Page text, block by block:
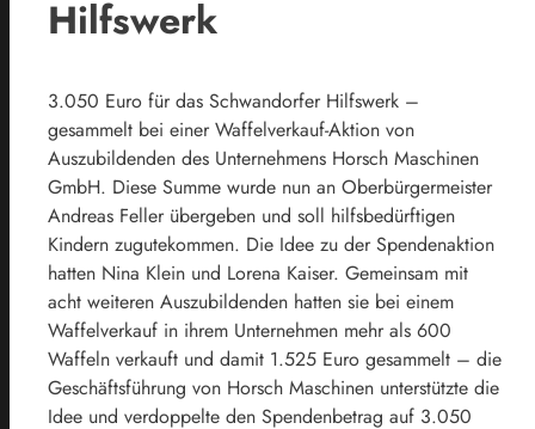
Hilfswerk
3.050 Euro für das Schwandorfer Hilfswerk –
gesammelt bei einer Waffelverkauf-Aktion von
Auszubildenden des Unternehmens Horsch Maschinen
GmbH. Diese Summe wurde nun an Oberbürgermeister
Andreas Feller übergeben und soll hilfsbedürftigen
Kindern zugutekommen. Die Idee zu der Spendenaktion
hatten Nina Klein und Lorena Kaiser. Gemeinsam mit
acht weiteren Auszubildenden hatten sie bei einem
Waffelverkauf in ihrem Unternehmen mehr als 600
Waffeln verkauft und damit 1.525 Euro gesammelt – die
Geschäftsführung von Horsch Maschinen unterstützte die
Idee und verdoppelte den Spendenbetrag auf 3.050